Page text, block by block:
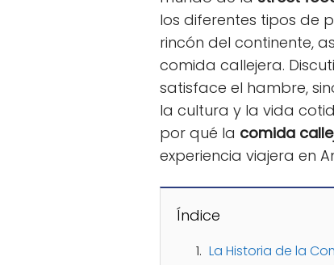
los diferentes tipos de
rincón del continente,
comida callejera.
satisface el hambre,
la cultura y la vida
por qué la comida
experiencia viajera en
Índice
La Historia de la